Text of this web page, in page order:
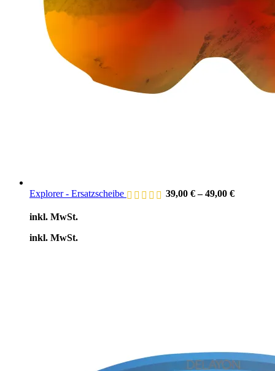
Explorer - Ersatzscheibe 39,00 €–49,00 €
inkl. MwSt.
inkl. MwSt.